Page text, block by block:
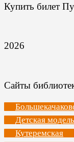
Купить билет
2026
Сайты
Детская
Кутеремская